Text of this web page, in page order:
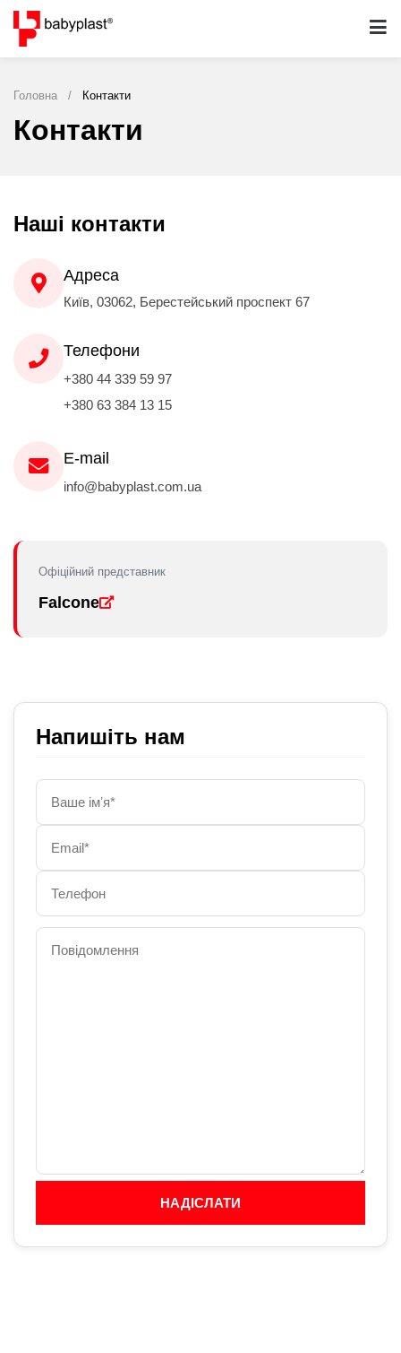
Головна / Контакти
Контакти
Наші контакти
Адреса
Київ, 03062, Берестейський проспект 67
Телефони
+380 44 339 59 97
+380 63 384 13 15
E-mail
info@babyplast.com.ua
Офіційний представник
Falcone
Напишіть нам